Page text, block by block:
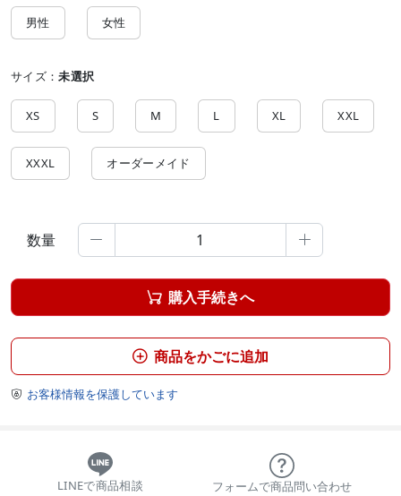
男性 女性
サイズ：未選択
XS S M L XL XXL
XXXL オーダーメイド
数量  
 購入手続きへ
 商品をかごに追加
 お客様情報を保護しています
LINEで商品相談 フォームで商品問い合わせ